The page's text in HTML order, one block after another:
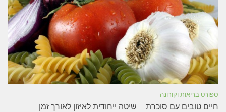
ספורט בריאות וקורונה
חיים טובים עם סוכרת – שיטה ייחודית לאיזון לאורך זמן